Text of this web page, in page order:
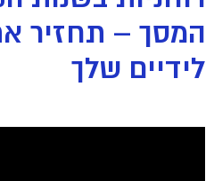
המסך – תחזיר
לידיים שלך